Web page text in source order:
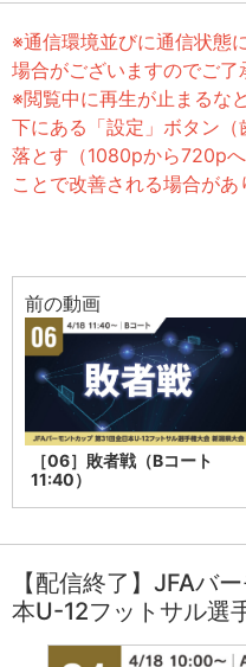
※通信環境並びに通信状態
場合がございますのでご了
※閲覧中に再生が止まるな
下にある「設定」ボタン
落とす（1080pから720p
ことで改善される場合があ
前の動画
［06］敗者戦（Bコート
11:40）
【配信終了】JFAバ
本U-12フットサル選